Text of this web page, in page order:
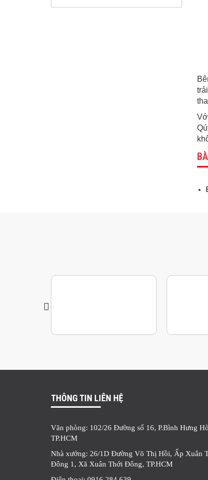
THÔNG TIN LIÊN HỆ
Văn phòng: 102/26 Đường số 16, P.Bình Hưng
TP.HCM
Nhà xưởng: 26/1D Đường Võ Thị Hồi, Ấp Xuân
Đông 1, Xã Xuân Thới Đông, TP.HCM